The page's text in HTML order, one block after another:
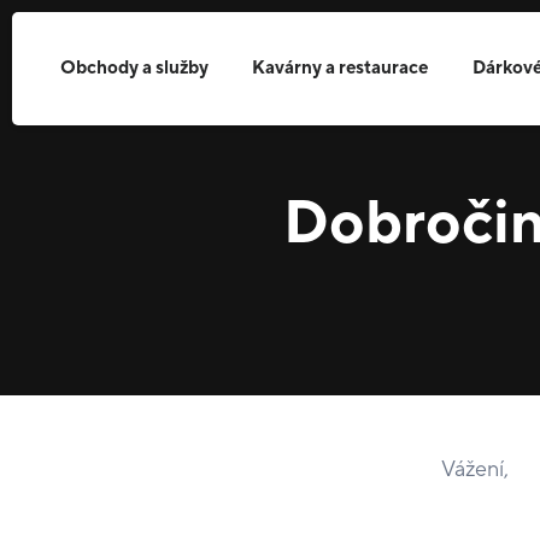
Obchody a služby Kavárny a restaurace
Vážení,